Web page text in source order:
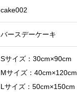
cake002
バースデーケーキ
Sサイズ：30cm×90cm
Mサイズ：40cm×120cm
Lサイズ：50cm×150cm